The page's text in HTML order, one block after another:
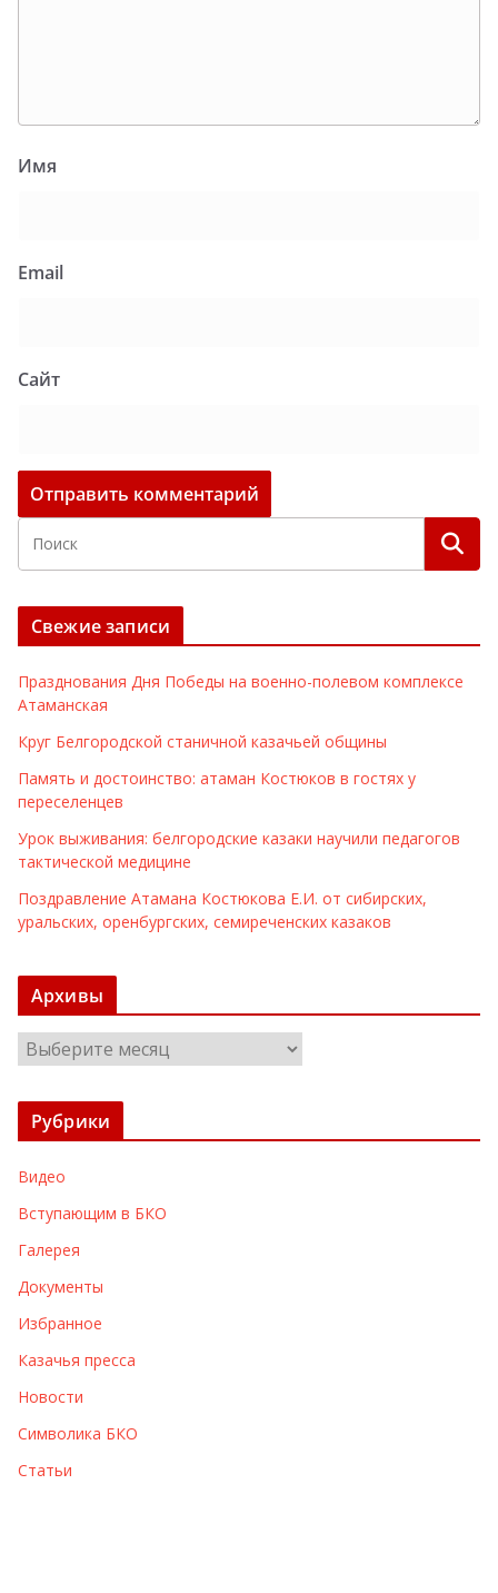
Имя
Email
Сайт
Свежие записи
Празднования Дня Победы на военно-полевом комплексе
Атаманская
Круг Белгородской станичной казачьей общины
Память и достоинство: атаман Костюков в гостях у
переселенцев
Урок выживания: белгородские казаки научили педагогов
тактической медицине
Поздравление Атамана Костюкова Е.И. от сибирских,
уральских, оренбургских, семиреченских казаков
Архивы
р
х
ы
Рубрики
Видео
Вступающим в БКО
Галерея
Документы
Избранное
Казачья пресса
Новости
Символика БКО
Статьи